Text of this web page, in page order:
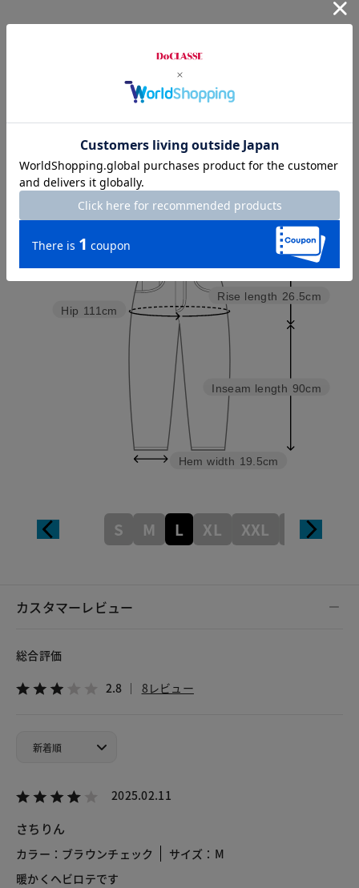
Try this item on
Inseam length 90cm
Rise length 26.5cm
Hem width 19.5cm
Hip 111cm
S M L XL XXL XXXL
カスタマーレビュー
総合評価
2.8 8レビュー
2025.02.11
さちりん
カラー：ブラウンチェック
サイズ：M
暖かくヘビロテです